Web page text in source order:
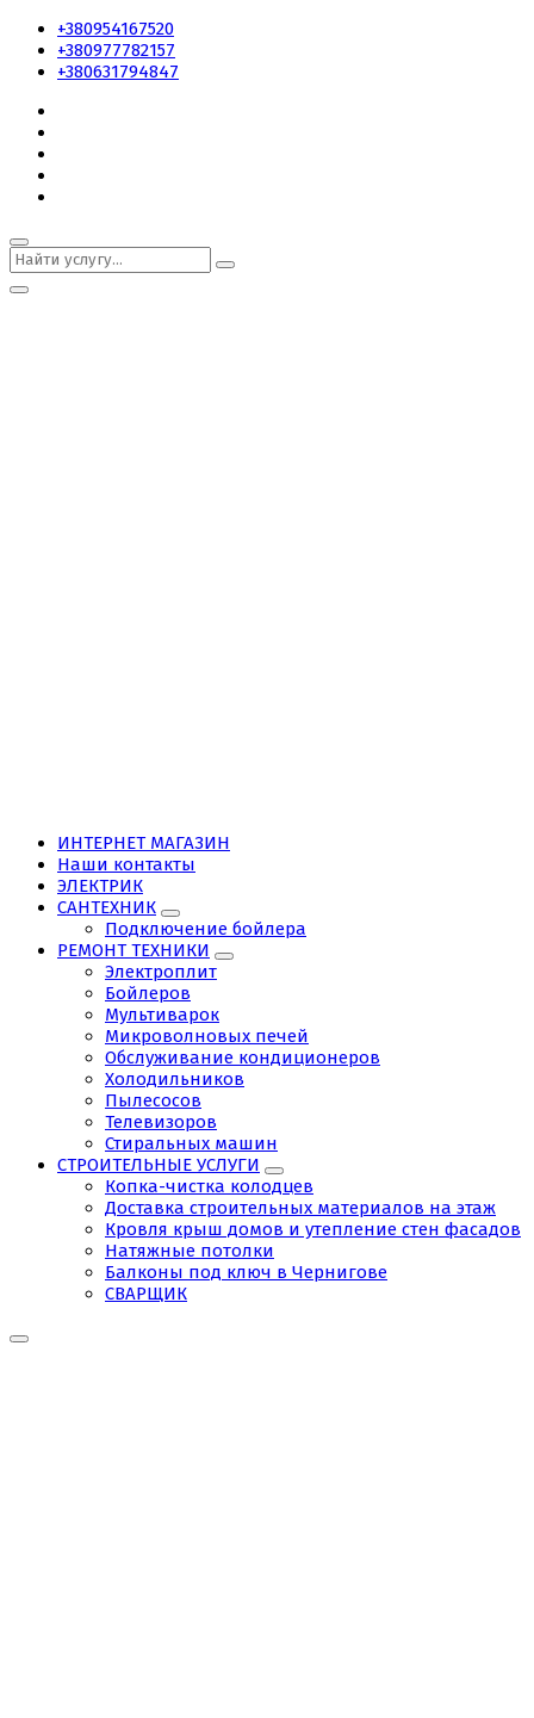
+380954167520
+380977782157
+380631794847
ИНТЕРНЕТ МАГАЗИН
Наши контакты
ЭЛЕКТРИК
САНТЕХНИК
Подключение бойлера
РЕМОНТ ТЕХНИКИ
Электроплит
Бойлеров
Мультиварок
Микроволновых печей
Обслуживание кондиционеров
Холодильников
Пылесосов
Телевизоров
Стиральных машин
СТРОИТЕЛЬНЫЕ УСЛУГИ
Копка-чистка колодцев
Доставка строительных материалов на этаж
Кровля крыш домов и утепление стен фасадов
Натяжные потолки
Балконы под ключ в Чернигове
СВАРЩИК